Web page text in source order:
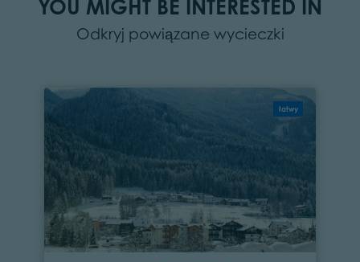
YOU MIGHT BE INTERESTED IN
Odkryj powiązane wycieczki
łatwy